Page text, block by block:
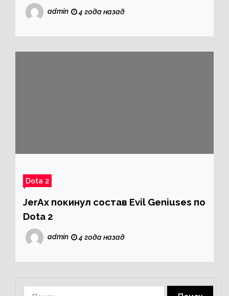
admin 4 года назад
Dota 2
JerAx покинул состав Evil Geniuses по
Dota 2
admin 4 года назад